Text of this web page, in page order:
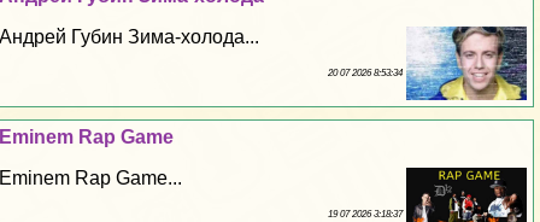
Андрей Губин Зима-холода...
20 07 2026 8:53:34
Eminem Rap Game
Eminem Rap Game...
19 07 2026 3:18:37